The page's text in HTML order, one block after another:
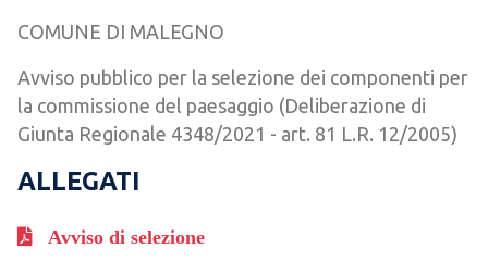
COMUNE DI MALEGNO
Avviso pubblico per la selezione dei componenti per
la commissione del paesaggio (Deliberazione di
Giunta Regionale 4348/2021 - art. 81 L.R. 12/2005)
ALLEGATI
Avviso di selezione